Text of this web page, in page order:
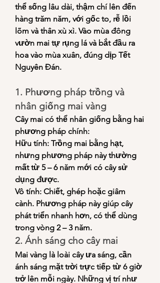
thể sống lâu dài, thậm chí lên đến
hàng trăm năm, với gốc to, rễ lồi
lõm và thân xù xì. Vào mùa đông
vườn mai tự rụng lá và bắt đầu ra
hoa vào mùa xuân, đúng dịp Tết
Nguyên Đán.
1. Phương pháp trồng và
nhân giống mai vàng
Cây mai có thể nhân giống bằng hai
phương pháp chính:
Hữu tính: Trồng mai bằng hạt,
nhưng phương pháp này thường
mất từ 5 – 6 năm mới có cây sử
dụng được.
Vô tính: Chiết, ghép hoặc giâm
cành. Phương pháp này giúp cây
phát triển nhanh hơn, có thể dùng
trong vòng 2 – 3 năm.
2. Ánh sáng cho cây mai
Mai vàng là loài cây ưa sáng, cần
ánh sáng mặt trời trực tiếp từ 6 giờ
trở lên mỗi ngày. Những vị trí như